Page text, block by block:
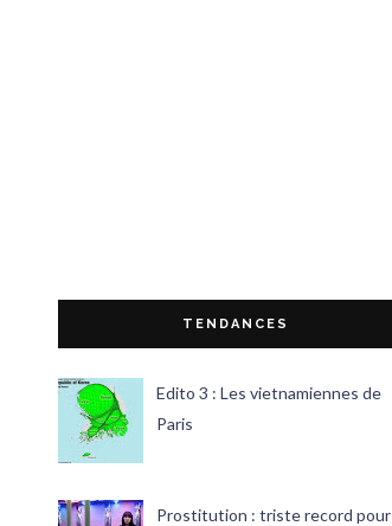
TENDANCES
Edito 3 : Les vietnamiennes de
Paris
Prostitution : triste record pour